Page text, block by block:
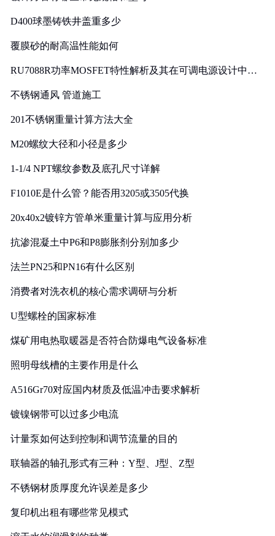
D400球墨铸铁井盖重多少
覆膜砂的耐高温性能如何
RU7088R功率MOSFET特性解析及其在可调电源设计中的
不锈钢通风 管道施工
201不锈钢重量计算方法大全
M20螺纹大径和小径是多少
1-1/4 NPT螺纹参数及底孔尺寸详解
F1010E是什么管？能否用3205或3505代换
20x40x2镀锌方管单米重量计算与应用分析
抗渗混凝土中P6和P8膨胀剂分别加多少
法兰PN25和PN16有什么区别
消费者对洗衣机的核心需求调研与分析
U型螺栓的国家标准
煤矿用电热取暖器是否符合防爆电气设备标准
照明母线槽的主要作用是什么
A516Gr70对应国内材质及低温冲击要求解析
镀镍钢带可以过多少电流
计量泵如何达到控制和调节流量的目的
联轴器的轴孔形式有三种：Y型、J型、Z型
不锈钢材质厚度允许误差是多少
复印机出租有哪些常见模式